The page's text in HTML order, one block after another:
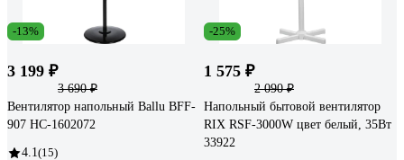
-13%
3 199 ₽
3 690 ₽
Вентилятор напольный Ballu BFF-
907 НС-1602072
4.1 (15)
-25%
1 575 ₽
2 090 ₽
Напольный бытовой вентилятор
RIX RSF-3000W цвет белый, 35Вт
33922